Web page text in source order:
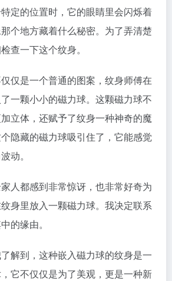
定的位置时，它的眼睛里会闪烁着
个地方藏着什么秘密。为了弄清楚
查一下这个纹身。
仅是一个普通的图案，纹身师傅在
一颗小小的磁力球。这颗磁力球不
立体，还赋予了纹身一种神奇的魔
隐藏的磁力球吸引住了，它能感觉
动。
人都感到非常惊讶，也非常好奇为
身里放入一颗磁力球。我决定联系
的缘由。
解到，这种嵌入磁力球的纹身是一
它不仅仅是为了美观，更是一种新